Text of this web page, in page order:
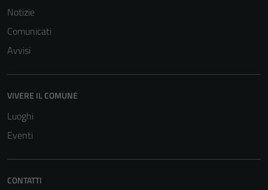
Notizie
Comunicati
Avvisi
VIVERE IL COMUNE
Luoghi
Eventi
CONTATTI